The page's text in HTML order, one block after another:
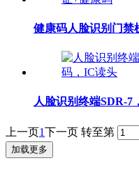
健康码人脸识别门禁
人脸识别终端SDR-
上一页1下一页 转至第
加载更多